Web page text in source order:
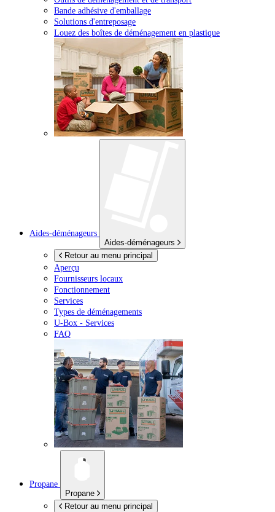
Bande adhésive d'emballage
Solutions d'entreposage
Louez des boîtes de déménagement en plastique
Aides-déménageurs
Aides-déménageurs
Retour au menu principal
Aperçu
Fournisseurs locaux
Fonctionnement
Services
Types de déménagements
U-Box - Services
FAQ
Propane
Propane
Retour au menu principal